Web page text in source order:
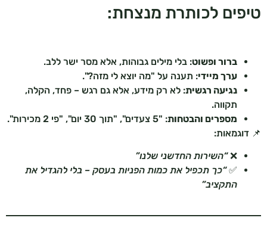
טיפים לכותרת מנצחת:
ברור ופשוט: בלי מילים גבוהות, אלא מסר ישר ללב.
ערך מיידי: תענה על "מה יוצא לי מזה?".
נגיעה רגשית: לא רק מידע, אלא גם רגש – פחד, הקלה,
תקווה.
מספרים והבטחות: "5 צעדים", "תוך 30 יום", "פי 2 מכירות".
📌 דוגמאות:
❌“השירות החדשני שלנו”
✅“כך תכפיל את כמות הפניות בעסק – בלי להגדיל את
התקציב”